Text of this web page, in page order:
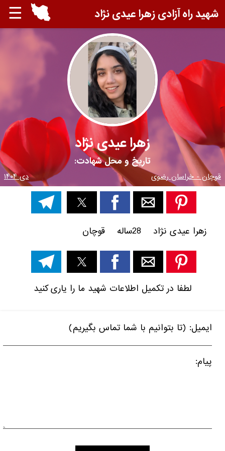
☰ شهید راه آزادی زهرا عیدی نژاد
زهرا عیدی نژاد
تاریخ و محل شهادت:
قوچان - خراسان رضوی دی ۱۴۰۴
زهرا عیدی نژاد 28ساله قوچان
لطفا در تکمیل اطلاعات شهید ما را یاری کنید
ایمیل: (تا بتوانیم با شما تماس بگیریم)
پیام: